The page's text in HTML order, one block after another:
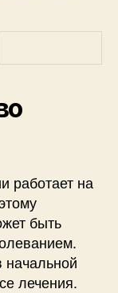
работает на
быть
начальной
лечения.